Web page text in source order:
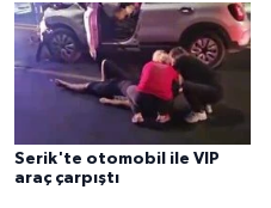
Serik'te otomobil ile VIP
araç çarpıştı